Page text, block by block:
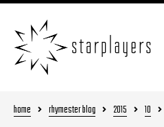
home rhymester blog 2015 10